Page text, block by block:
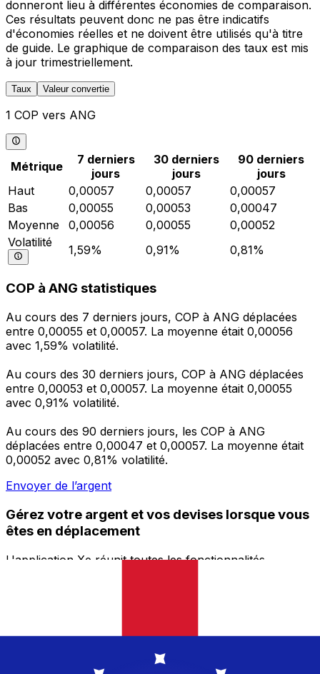
donneront lieu à différentes économies de comparaison.
Ces résultats peuvent donc ne pas être indicatifs
d'économies réelles et ne doivent être utilisés qu'à titre
de guide. Le graphique de comparaison des taux est mis
à jour trimestriellement.
Taux Valeur convertie
1 COP vers ANG
Métrique
7 derniers
jours
30 derniers
jours
90 derniers
jours
Haut
0,00057 0,00057
0,00057
Bas
0,00055 0,00053
0,00047
Moyenne
0,00056 0,00055
0,00052
Volatilité
1,59% 0,91% 0,81%
COP à ANG statistiques
Au cours des 7 derniers jours, COP à ANG déplacées
entre 0,00055 et 0,00057. La moyenne était 0,00056
avec 1,59% volatilité.
Au cours des 30 derniers jours, COP à ANG déplacées
entre 0,00053 et 0,00057. La moyenne était 0,00055
avec 0,91% volatilité.
Au cours des 90 derniers jours, les COP à ANG
déplacées entre 0,00047 et 0,00057. La moyenne était
0,00052 avec 0,81% volatilité.
Envoyer de l’argent
Gérez votre argent et vos devises lorsque vous
êtes en déplacement
L'application Xe réunit toutes les fonctionnalités